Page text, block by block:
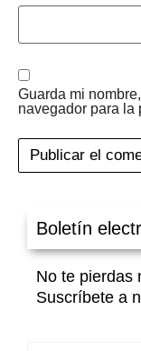
Guarda mi
navegador para la
Boletín
No te pierdas
Suscríbete a